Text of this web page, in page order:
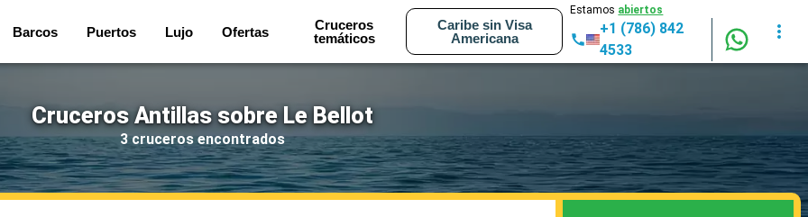
Barcos Puertos Lujo Ofertas
Cruceros
temáticos
Caribe sin Visa
Americana
Estamos abiertos
+1 (786) 842
4533
Cruceros Antillas sobre Le Bellot
3 cruceros encontrados